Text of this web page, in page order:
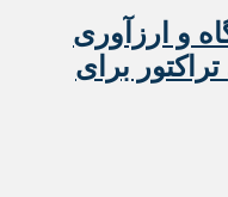
دستگاه و ارزآوری
تراکتور برای